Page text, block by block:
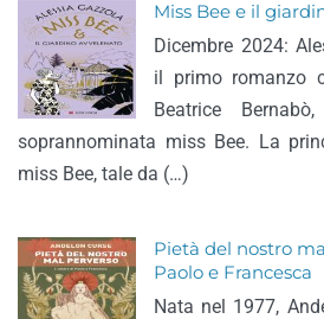
Miss Bee e il
Dicembre 2024:
il primo romanzo
Beatrice
soprannominata miss Bee. La
miss Bee, tale da (…)
Pietà del nostro
Paolo e Francesca
Nata nel 1977,